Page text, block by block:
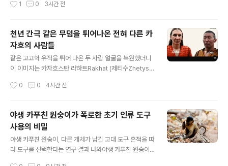
다. 흥미로운 것은 모계를 대표하는 미토콘드리아 DNA,
[조력출산assisted birth을 말한다.]이 유해는 약 6,000
을 위해 신체적 분만 기술을 사용하려 했음을 시사한다.이
연구는 Journal of Archaeological Science: Repor
ts에 실렸다. 연구자들은 이탈리아 북부 벨루노 돌로미티
국립공원Belluno Dolomites National Park 내 라멘
계곡Lamen Valley에 있는 리파리 알티 바위 그늘Ripari
1 0 3시간 전
천년 간극 같은 무덤을 튀어나온 전혀 다른 카
자흐의 사람들
같은 고고학 유적을 튀어 나온 두 사람 얼굴을 복원했더니
이 이미지는 카자흐스탄 라하트Rakhat (제티수Zhetysu)
지털 얼굴 재구성한 것이다.이 재구성들은 전문 인류학 플
a Man (왼쪽): 초기 철기 시대(기원전 8세기-4세기경)에
해당하는 그는 쿠르간Kurgan (무덤) 내부에 가장 중요한
피매장자였다. 그는 주로 서유라시아인 얼굴 특징을 보이
며, 그 지역의 동이란어East Iranian를 사용하는 유목민을
대표한다.돌궐 맨Turkic Man (오른쪽): 초기 중세 시대에
0 0 4시간 전
야생 카푸친 원숭이가 폭로한 초기 인류 도구
사용의 비밀
야생 카푸친 원숭이, 다른 개체가 남긴 고대 도구 흔적을 따
라 도구를 선택한다는 연구 결과 나와야생 카푸친 원숭이c